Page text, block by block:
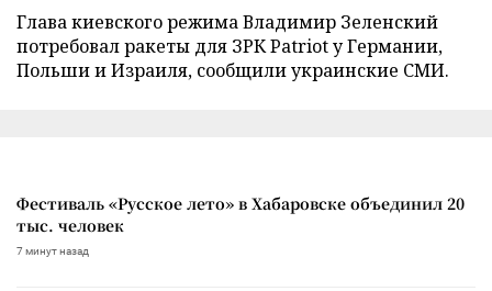
Глава киевского режима Владимир Зеленский
потребовал ракеты для ЗРК Patriot у Германии,
Польши и Израиля, сообщили украинские СМИ.
Фестиваль «Русское лето» в Хабаровске объединил 20
тыс. человек
7 минут назад